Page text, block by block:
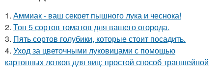
1. Аммиак - ваш секрет пышного лука и чеснока!
2. Топ 5 сортов томатов для вашего огорода.
3. Пять сортов голубики, которые стоит посадить.
4. Уход за цветочными луковицами с помощью
картонных лотков для яиц: простой способ траншейной